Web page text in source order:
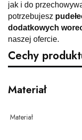
jak i do
potrzebujesz
dodatkowych
naszej ofercie.
Cechy
Materiał
Materiał